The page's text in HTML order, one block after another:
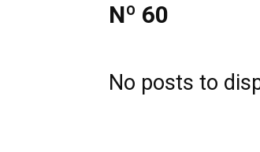
Nº 60
No posts to